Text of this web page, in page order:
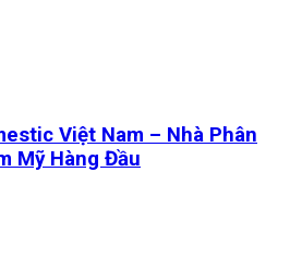
Việt Nam – Nhà Phân
Mỹ Hàng Đầu